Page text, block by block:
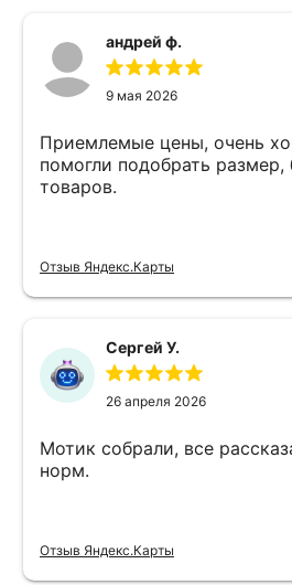
андрей ф.
9 мая 2026
Приемлемые цены, очень
помогли подобрать
товаров.
Отзыв Яндекс.Карты
Сергей У.
26 апреля 2026
Мотик собрали, все
норм.
Отзыв Яндекс.Карты